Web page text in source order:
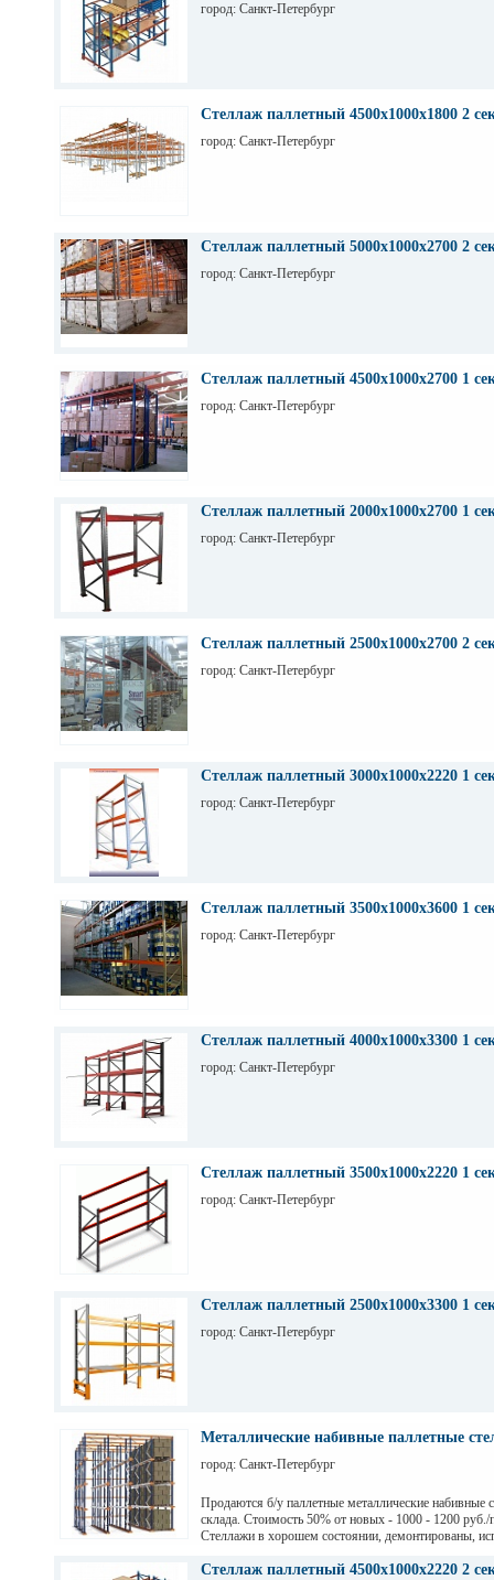
город: Санкт-Петербург
Стеллаж паллетный 4500х1000х1800 2
город: Санкт-Петербург
Стеллаж паллетный 5000х1000х2700 2
город: Санкт-Петербург
Стеллаж паллетный 4500х1000х2700 1
город: Санкт-Петербург
Стеллаж паллетный 2000х1000х2700 1
город: Санкт-Петербург
Стеллаж паллетный 2500х1000х2700 2
город: Санкт-Петербург
Стеллаж паллетный 3000х1000х2220 1
город: Санкт-Петербург
Стеллаж паллетный 3500х1000х3600 1
город: Санкт-Петербург
Стеллаж паллетный 4000х1000х3300 1
город: Санкт-Петербург
Стеллаж паллетный 3500х1000х2220 1
город: Санкт-Петербург
Стеллаж паллетный 2500х1000х3300 1
город: Санкт-Петербург
Металлические набивные паллетные
город: Санкт-Петербург
Продаются б/у паллетные металлические набивные
склада. Стоимость 50% от новых - 1000 - 1200 руб./
Стеллажи в хорошем состоянии, демонтированы,
СПб. Высота 7,5 м (4 паллеты), глубина 12,6 м (12
Стеллаж паллетный 4500х1000х2220 2